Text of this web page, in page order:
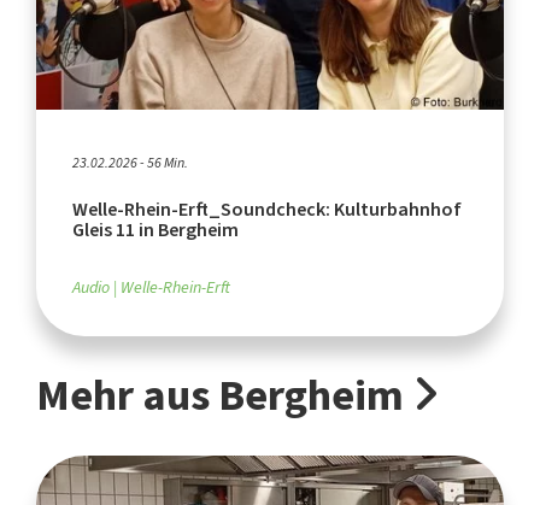
23.02.2026 - 56 Min.
Welle-Rhein-Erft_Soundcheck: Kulturbahnhof
Gleis 11 in Bergheim
Audio Welle-Rhein-Erft
Mehr aus Bergheim